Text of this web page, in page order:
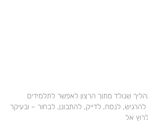
שנולד מתוך הרצון לאפשר לתלמידים
להרגיש, לנסח, לדייק, להתבונן, לבחור – ובעיקר
אל